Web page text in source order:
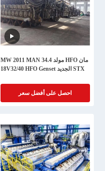
مان HFO مولد 34.4 MW 2011 MAN
STX الجديد 18V32/40 HFO Genset
احصل على أفضل سعر